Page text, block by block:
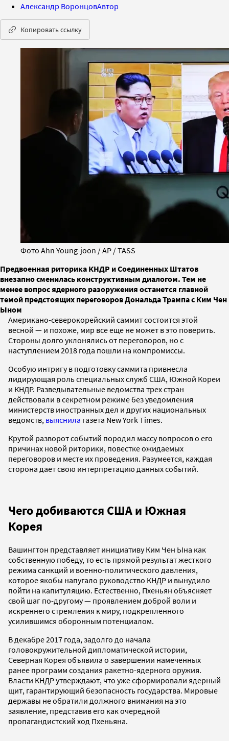
Александр ВоронцовАвтор
Копировать ссылку
Фото Ahn Young-joon / AP / TASS
Предвоенная риторика КНДР и Соединенных Штатов
внезапно сменилась конструктивным диалогом. Тем не
менее вопрос ядерного разоружения останется главной
темой предстоящих переговоров Дональда Трампа с Ким Чен
Ыном
Американо-северокорейский саммит состоится этой
весной — и похоже, мир все еще не может в это поверить.
Стороны долго уклонялись от переговоров, но с
наступлением 2018 года пошли на компромиссы.
Особую интригу в подготовку саммита привнесла
лидирующая роль специальных служб США, Южной Кореи
и КНДР. Разведывательные ведомства трех стран
действовали в секретном режиме без уведомления
министерств иностранных дел и других национальных
ведомств, выяснила газета New York Times.
Крутой разворот событий породил массу вопросов о его
причинах новой риторики, повестке ожидаемых
переговоров и месте их проведения. Разумеется, каждая
сторона дает свою интерпретацию данных событий.
Чего добиваются США и Южная
Корея
Вашингтон представляет инициативу Ким Чен Ына как
собственную победу, то есть прямой результат жесткого
режима санкций и военно-политического давления,
которое якобы напугало руководство КНДР и вынудило
пойти на капитуляцию. Естественно, Пхеньян объясняет
свой шаг по-другому — проявлением доброй воли и
искреннего стремления к миру, подкрепленного
усилившимся оборонным потенциалом.
В декабре 2017 года, задолго до начала
головокружительной дипломатической истории,
Северная Корея объявила о завершении намеченных
ранее программ создания ракетно-ядерного оружия.
Власти КНДР утверждают, что уже сформировали ядерный
щит, гарантирующий безопасность государства. Мировые
державы не обратили должного внимания на это
заявление, представив его как очередной
пропагандистский ход Пхеньяна.